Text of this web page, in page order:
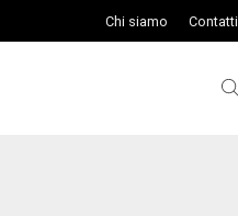
Chi siamo Contatti